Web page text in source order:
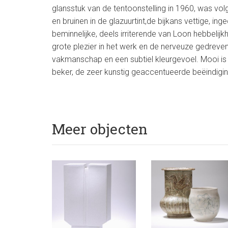
glansstuk van de tentoonstelling in 1960, was
en bruinen in de glazuurtint,de bijkans vettige,
beminnelijke, deels irriterende van Loon
grote plezier in het werk en de nerveuze
vakmanschap en een subtiel kleurgevoel. Mooi
beker, de zeer kunstig geaccentueerde
Meer objecten